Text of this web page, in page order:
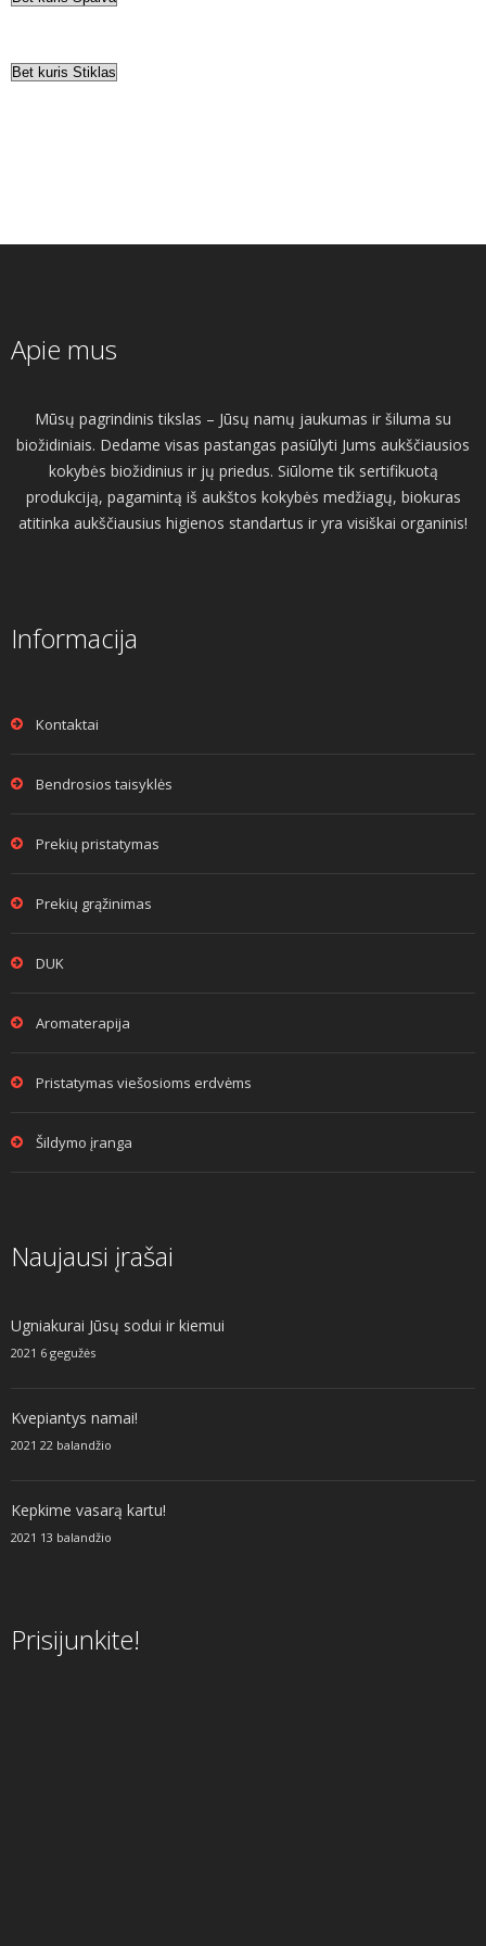
Apie mus
Mūsų pagrindinis tikslas – Jūsų namų jaukumas ir šiluma su
biožidiniais. Dedame visas pastangas pasiūlyti Jums aukščiausios
kokybės biožidinius ir jų priedus. Siūlome tik sertifikuotą
produkciją, pagamintą iš aukštos kokybės medžiagų, biokuras
atitinka aukščiausius higienos standartus ir yra visiškai organinis!
Informacija
Kontaktai
Bendrosios taisyklės
Prekių pristatymas
Prekių grąžinimas
DUK
Aromaterapija
Pristatymas viešosioms erdvėms
Šildymo įranga
Naujausi įrašai
Ugniakurai Jūsų sodui ir kiemui
2021 6 gegužės
Kvepiantys namai!
2021 22 balandžio
Kepkime vasarą kartu!
2021 13 balandžio
Prisijunkite!